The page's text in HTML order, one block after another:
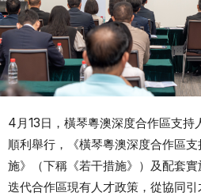
4月13日，橫琴粵澳深度合作區支持
順利舉行，《橫琴粵澳深度合作區
施》（下稱《若干措施》）及配套
迭代合作區現有人才政策，從協同